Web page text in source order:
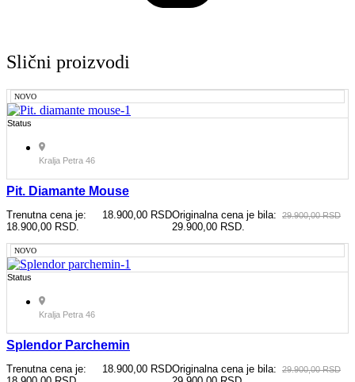
Slični proizvodi
NOVO
Status
Kralja Petra 46
Pit. Diamante Mouse
29.900,00RSD
Originalna cena je bila:
29.900,00 RSD.
18.900,00 RSD
Trenutna cena je:
18.900,00 RSD.
NOVO
Status
Kralja Petra 46
Splendor Parchemin
29.900,00RSD
Originalna cena je bila:
18.900,00 RSD
Trenutna cena je: